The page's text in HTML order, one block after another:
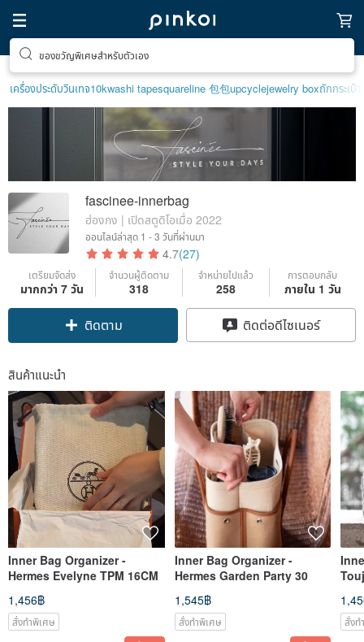
ของขวัญพิเศษสำหรับตัวเอง
เครื่องประดับวินเทจ10kwashi tapesquareline 包包upcyclejewelry boxถักกระเป๋
fascinee-innerbag
ฮ่องกง | เปิดสตูดิโอเมื่อ 2022
ออนไลน์ล่าสุด 1 - 3 วันที่ผ่านมา
4.7(27)
เตรียมจัดส่ง
มากกว่า 7 วัน
จำนวนผู้ติดตาม
318
จำหน่ายไปแล้ว
258
การตอบกลับ
ภายใน 1 วัน
ติดตาม ติดต่อดีไซเนอร์
สินค้าแนะนำ
Inner Bag Organizer -
Hermes Evelyne TPM 16CM
1,456฿
สั่งทำพิเศษ
Inner Bag Organizer -
Hermes Garden Party 30
1,545฿
สั่งทำพิเศษ สั่งท